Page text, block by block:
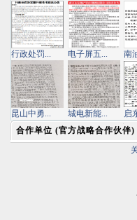
行政处罚... 电子屏五... 南
昆山中勇... 城电新能...
启
合作单位 (官方战略合作伙伴)